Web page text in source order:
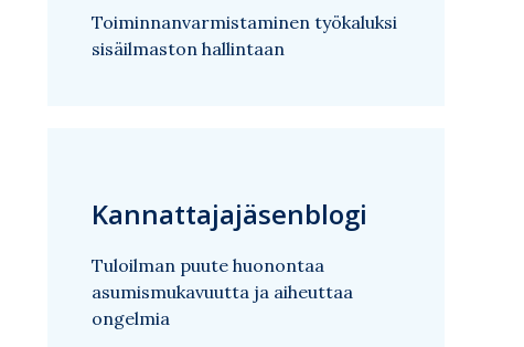
Toiminnanvarmistaminen työkaluksi
sisäilmaston hallintaan
Kannattajajäsenblogi
Tuloilman puute huonontaa
asumismukavuutta ja aiheuttaa
ongelmia